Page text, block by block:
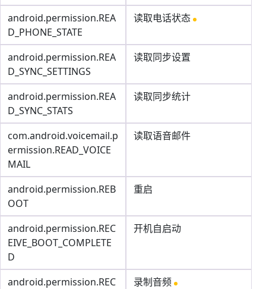
android.permission.REA
D_PHONE_STATE
读取电话状态
android.permission.REA
D_SYNC_SETTINGS
读取同步设置
android.permission.REA
D_SYNC_STATS
读取同步统计
com.android.voicemail.p
ermission.READ_VOICE
MAIL
读取语音邮件
android.permission.REB
OOT
重启
android.permission.REC
EIVE_BOOT_COMPLETE
D
开机自启动
android.permission.REC
录制音频